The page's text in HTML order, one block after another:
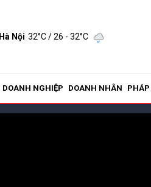
Hà Nội 32°C/ 26 - 32°C
DOANH NGHIỆP DOANH NHÂN